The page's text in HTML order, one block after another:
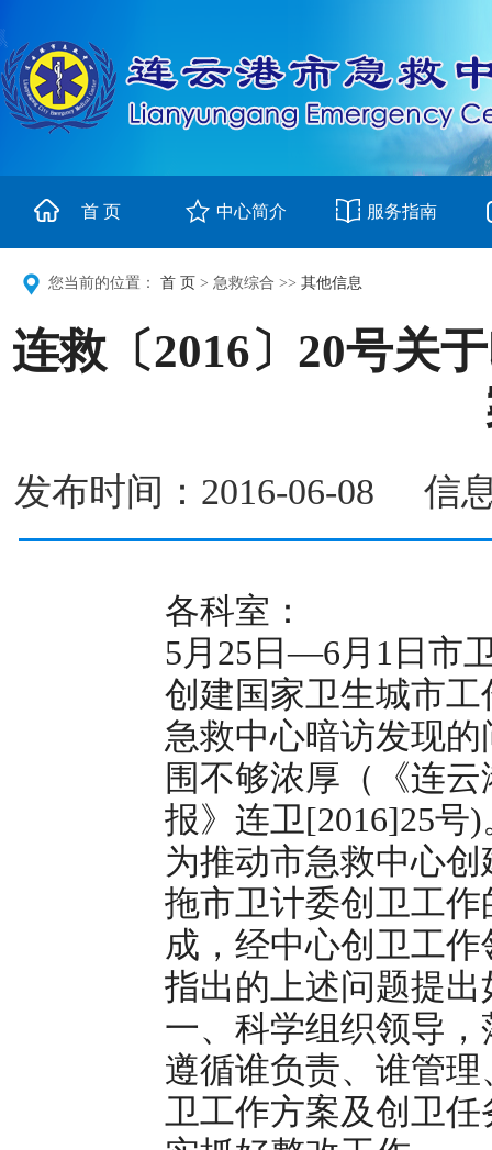
首 页 中心简介 服务指南
您当前的位置： 首 页 > 急救综合 >> 其他信息
连救〔2016〕20号关
发布时间：2016-06-08
各科室：
5月25日—6月1日市
创建国家卫生城市
急救中心暗访发现
围不够浓厚（《连
报》连卫[2016]25号)
为推动市急救中心
拖市卫计委创卫工
成，经中心创卫工
指出的上述问题提
一、科学组织领导
遵循谁负责、谁管
卫工作方案及创卫